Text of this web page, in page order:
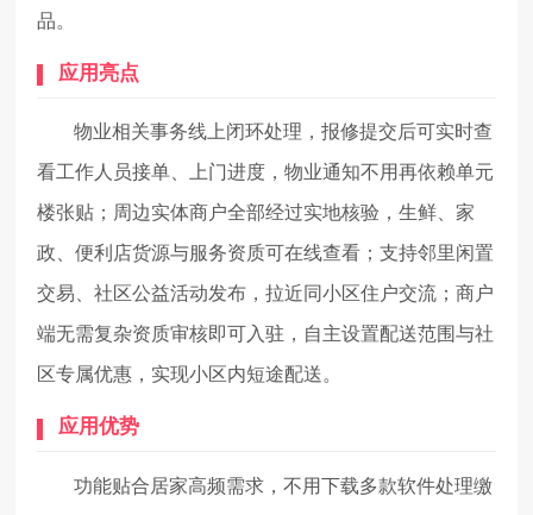
品。
应用亮点
物业相关事务线上闭环处理，报修提交后可实时查
看工作人员接单、上门进度，物业通知不用再依赖单元
楼张贴；周边实体商户全部经过实地核验，生鲜、家
政、便利店货源与服务资质可在线查看；支持邻里闲置
交易、社区公益活动发布，拉近同小区住户交流；商户
端无需复杂资质审核即可入驻，自主设置配送范围与社
区专属优惠，实现小区内短途配送。
应用优势
功能贴合居家高频需求，不用下载多款软件处理缴